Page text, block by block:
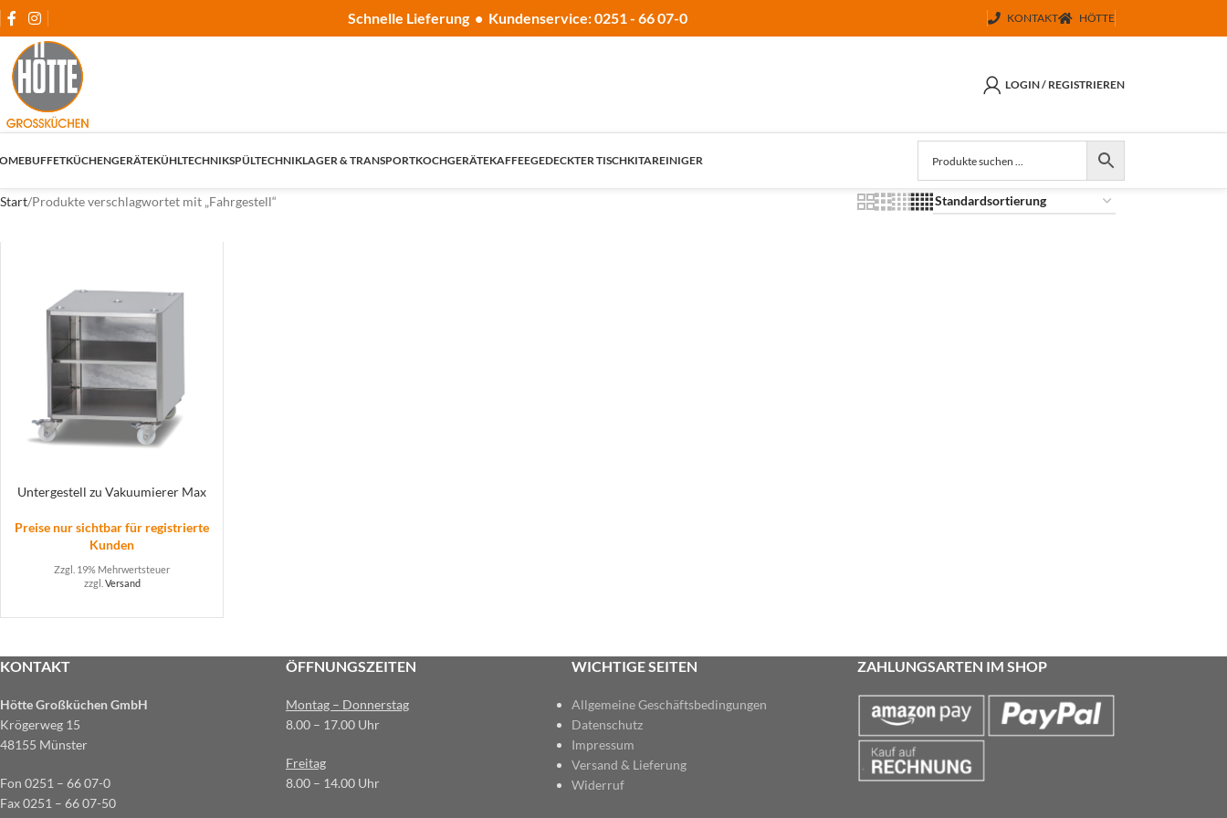
Schnelle Lieferung • Kundenservice: 0251 - 66 07-0 KONTAKT HÖTTE
LOGIN / REGISTRIEREN
BUFFETKÜCHENGERÄTEKÜHLTECHNIKSPÜLTECHNIKLAGER & TRANSPORTKOCHGERÄTEKAFFEEGEDECKTER TISCHKITAREINIGER
Start Produkte verschlagwortet mit „Fahrgestell“
Untergestell zu Vakuumierer Max
Preise nur sichtbar für registrierte
Kunden
Zzgl. 19% Mehrwertsteuer
zzgl. Versand
KONTAKT
Hötte Großküchen GmbH
Krögerweg 15
48155 Münster
Fon 0251 – 66 07-0
Fax 0251 – 66 07-50
ÖFFNUNGSZEITEN
Montag – Donnerstag
8.00 – 17.00 Uhr
Freitag
8.00 – 14.00 Uhr
WICHTIGE SEITEN
Allgemeine Geschäftsbedingungen
Datenschutz
Impressum
Versand & Lieferung
Widerruf
ZAHLUNGSARTEN IM SHOP